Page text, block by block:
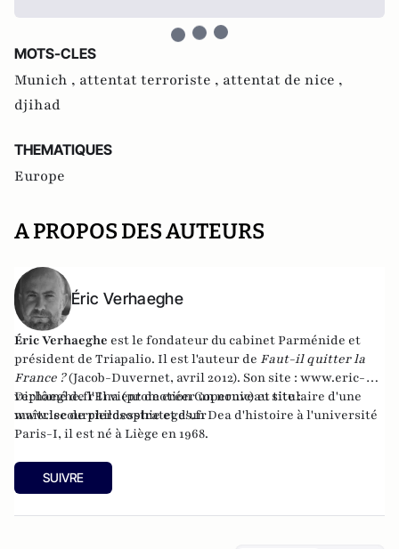
MOTS-CLES
Munich , attentat terroriste , attentat de nice ,
djihad
THEMATIQUES
Europe
A PROPOS DES AUTEURS
Éric Verhaeghe
Éric Verhaeghe est le fondateur du cabinet Parménide et
président de Triapalio. Il est l'auteur de Faut-il quitter la
France ?(Jacob-Duvernet, avril 2012). Son site : www.eric-
verhaeghe.frIl vient de créer un nouveau site :
www.lecourrierdesstrateges.fr
Diplômé de l'Ena (promotion Copernic) et titulaire d'une
maîtrise de philosophie et d'un Dea d'histoire à l'université
Paris-I, il est né à Liège en 1968.
SUIVRE